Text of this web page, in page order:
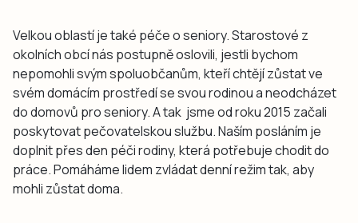
Velkou oblastí je také péče o seniory. Starostové z
okolních obcí nás postupně oslovili, jestli bychom
nepomohli svým spoluobčanům, kteří chtějí zůstat ve
svém domácím prostředí se svou rodinou a neodcházet
do domovů pro seniory. A tak jsme od roku 2015 začali
poskytovat pečovatelskou službu. Naším posláním je
doplnit přes den péči rodiny, která potřebuje chodit do
práce. Pomáháme lidem zvládat denní režim tak, aby
mohli zůstat doma.